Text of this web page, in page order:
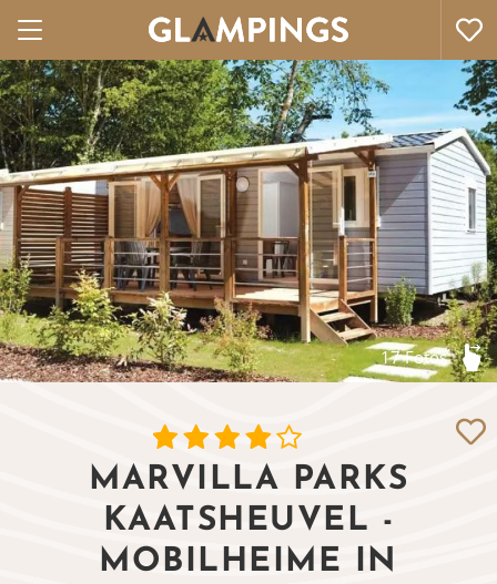
17 Fotos
MARVILLA PARKS
KAATSHEUVEL -
MOBILHEIME IN